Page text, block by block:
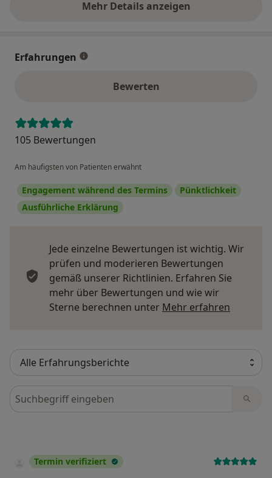
Mehr Details anzeigen
über die Adresse
Erfahrungen
Bewerten
105 Bewertungen
Am häufigsten von Patienten erwähnt
Engagement während des Termins
Pünktlichkeit
Ausführliche Erklärung
Jede einzelne Bewertungen ist wichtig. Wir
prüfen und moderieren Bewertungen
gemäß unserer Richtlinien. Erfahren Sie
mehr über Bewertungen und wie wir
Sterne berechnen unter Mehr erfahren
Bewertungen durchsuchen
Termin verifiziert